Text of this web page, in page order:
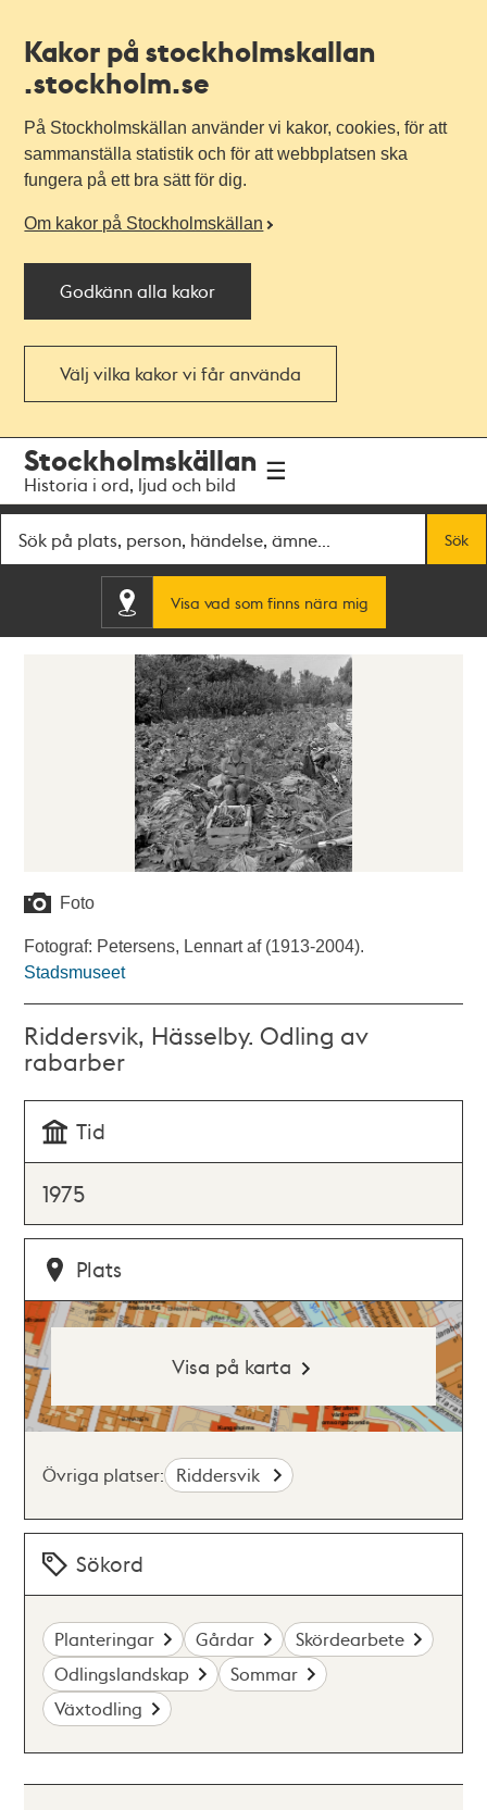
Kakor på stockholmskallan
.stockholm.se
På Stockholmskällan använder vi kakor, cookies, för att
sammanställa statistik och för att webbplatsen ska
fungera på ett bra sätt för dig.
Om kakor på Stockholmskällan
Godkänn alla kakor
Välj vilka kakor vi får använda
navigationen
huvudinnehållet
Stockholmskällan
Historia i ord, ljud och bild
Sök
Visa vad som finns nära mig
Foto
Fotograf: Petersens, Lennart af (1913-2004).
Stadsmuseet
Riddersvik, Hässelby. Odling av
rabarber
Tid
1975
Plats
Visa på karta
Övriga platser: Riddersvik
Sökord
Planteringar Gårdar
Skördearbete
Odlingslandskap
Sommar
Växtodling